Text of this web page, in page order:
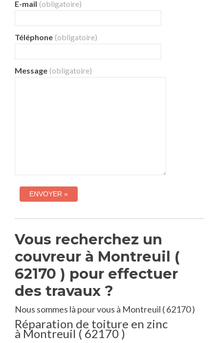
E-mail (obligatoire)
Téléphone (obligatoire)
Message (obligatoire)
Vous recherchez un
couvreur à Montreuil (
62170 ) pour effectuer
des travaux ?
Nous sommes là pour vous à Montreuil ( 62170 )
Réparation de toiture en zinc
à Montreuil ( 62170 )